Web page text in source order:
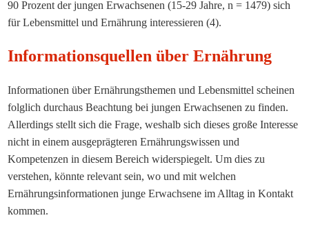
90 Prozent der jungen Erwachsenen (15-29 Jahre, n = 1479) sich
für Lebensmittel und Ernährung interessieren (4).
Informationsquellen über Ernährung
Informationen über Ernährungsthemen und Lebensmittel scheinen
folglich durchaus Beachtung bei jungen Erwachsenen zu finden.
Allerdings stellt sich die Frage, weshalb sich dieses große Interesse
nicht in einem ausgeprägteren Ernährungswissen und
Kompetenzen in diesem Bereich widerspiegelt. Um dies zu
verstehen, könnte relevant sein, wo und mit welchen
Ernährungsinformationen junge Erwachsene im Alltag in Kontakt
kommen.